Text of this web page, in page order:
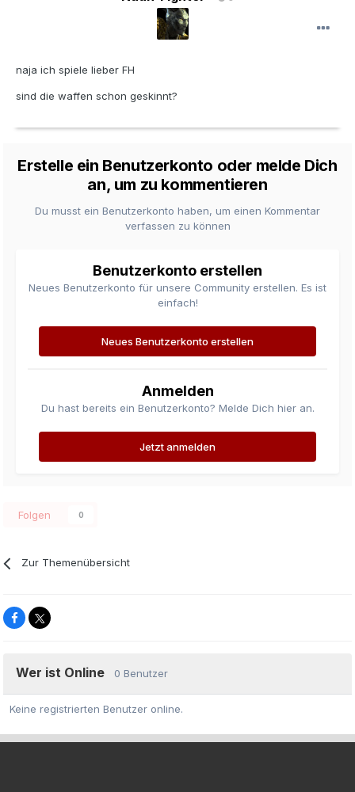
naja ich spiele lieber FH
sind die waffen schon geskinnt?
Erstelle ein Benutzerkonto oder melde Dich
an, um zu kommentieren
Du musst ein Benutzerkonto haben, um einen Kommentar
verfassen zu können
Benutzerkonto erstellen
Neues Benutzerkonto für unsere Community erstellen. Es ist
einfach!
Neues Benutzerkonto erstellen
Anmelden
Du hast bereits ein Benutzerkonto? Melde Dich hier an.
Jetzt anmelden
Folgen 0
Zur Themenübersicht
Wer ist Online 0 Benutzer
Keine registrierten Benutzer online.